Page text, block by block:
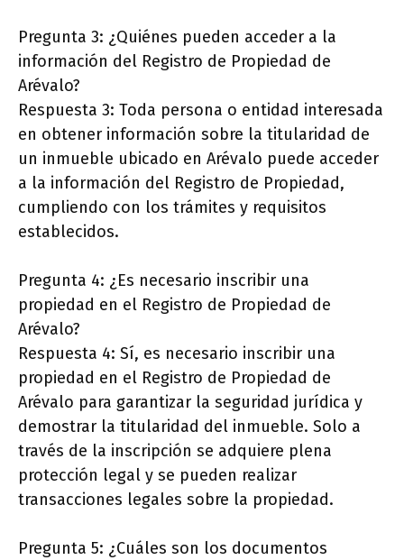
Pregunta 3: ¿Quiénes pueden acceder a la
información del Registro de Propiedad de
Arévalo?
Respuesta 3: Toda persona o entidad interesada
en obtener información sobre la titularidad de
un inmueble ubicado en Arévalo puede acceder
a la información del Registro de Propiedad,
cumpliendo con los trámites y requisitos
establecidos.
Pregunta 4: ¿Es necesario inscribir una
propiedad en el Registro de Propiedad de
Arévalo?
Respuesta 4: Sí, es necesario inscribir una
propiedad en el Registro de Propiedad de
Arévalo para garantizar la seguridad jurídica y
demostrar la titularidad del inmueble. Solo a
través de la inscripción se adquiere plena
protección legal y se pueden realizar
transacciones legales sobre la propiedad.
Pregunta 5: ¿Cuáles son los documentos